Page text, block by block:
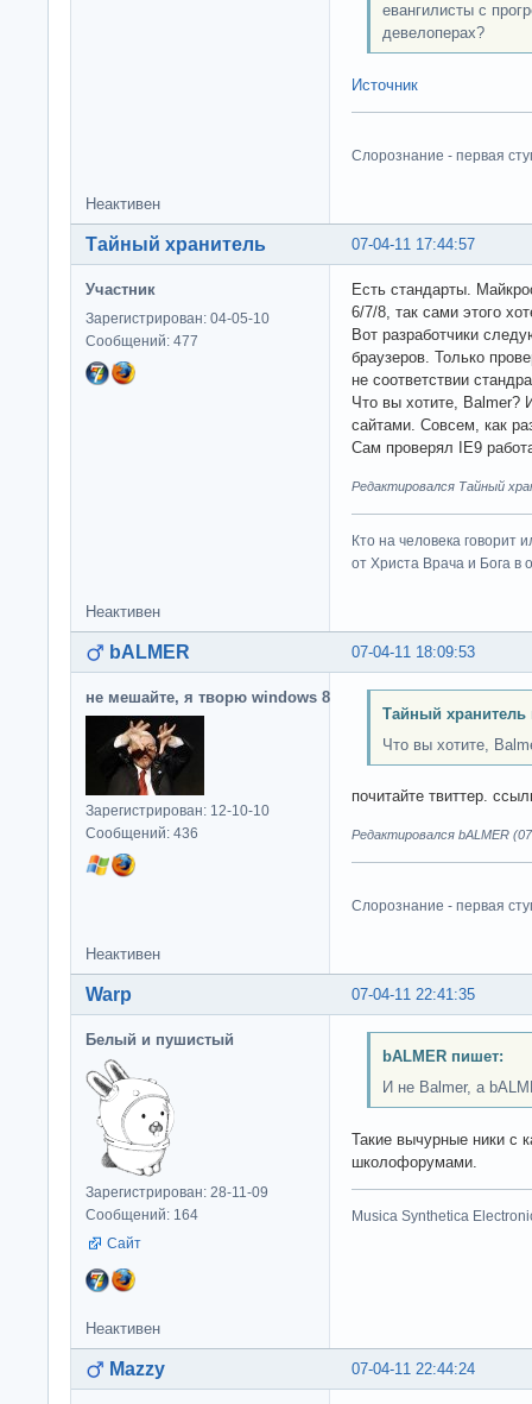
евангилисты с
девелоперах?
Источник
Слорознание - первая
Неактивен
07-04-11 17:44:57
Тайный хранитель
Участник
Зарегистрирован: 04-05-10
Сообщений: 477
Есть стандарты.
6/7/8, так сами этого
Вот разработчики
браузеров. Только
не соответствии
Что вы хотите, Balmer?
сайтами. Совсем, как
Сам проверял IE9
Редактировался Тайный
Кто на человека говорит
от Христа Врача и Бога в
Неактивен
07-04-11 18:09:53
bALMER
не мешайте, я творю windows 8
Зарегистрирован: 12-10-10
Сообщений: 436
Тайный хранитель
Что вы хотите,
почитайте твиттер.
Редактировался bALMER
Слорознание - первая
Неактивен
07-04-11 22:41:35
Warp
Белый и пушистый
Зарегистрирован: 28-11-09
Сообщений: 164
Сайт
bALMER пишет:
И не Balmer, а
Такие вычурные ники с
школофорумами.
Musica Synthetica
Неактивен
07-04-11 22:44:24
Mazzy